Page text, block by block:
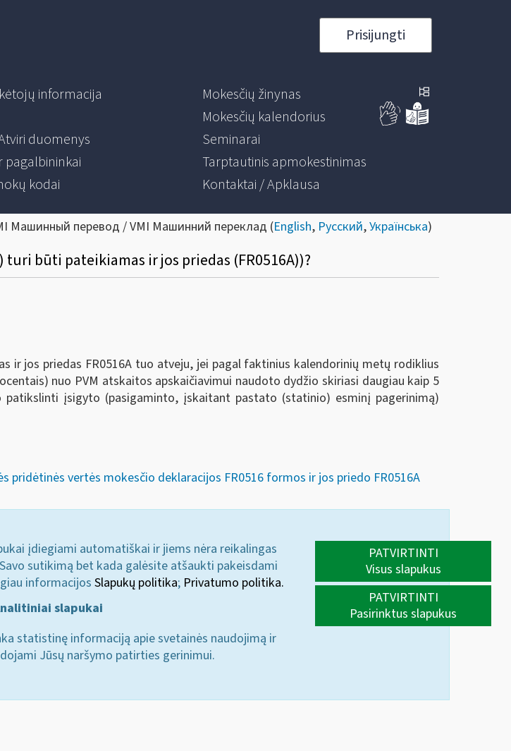
Prisijungti
informacija
duomenys
pagalbininkai
kodai
Mokesčių žinynas
Mokesčių kalendorius
Seminarai
Tarptautinis apmokestinimas
Kontaktai / Apklausa
Машинный перевод / VMI Машинний переклад (English, Русский,Українська)
būti pateikiamas ir jos priedas (FR0516A))?
ir jos priedas FR0516A tuo atveju, jei pagal faktinius kalendorinių metų rodiklius
nuo PVM atskaitos apskaičiavimui naudoto dydžio skiriasi daugiau kaip 5
įsigyto (pasigaminto, įskaitant pastato (statinio) esminį pagerinimą)
pridėtinės vertės mokesčio deklaracijos FR0516 formos ir jos priedo FR0516A
įdiegiami automatiškai ir jiems nėra reikalingas
sutikimą bet kada galėsite atšaukti pakeisdami
informacijos Slapukų politika; Privatumo politika.
slapukai
statistinę informaciją apie svetainės naudojimą ir
Jūsų naršymo patirties gerinimui.
PATVIRTINTI
Visus slapukus
PATVIRTINTI
Pasirinktus slapukus